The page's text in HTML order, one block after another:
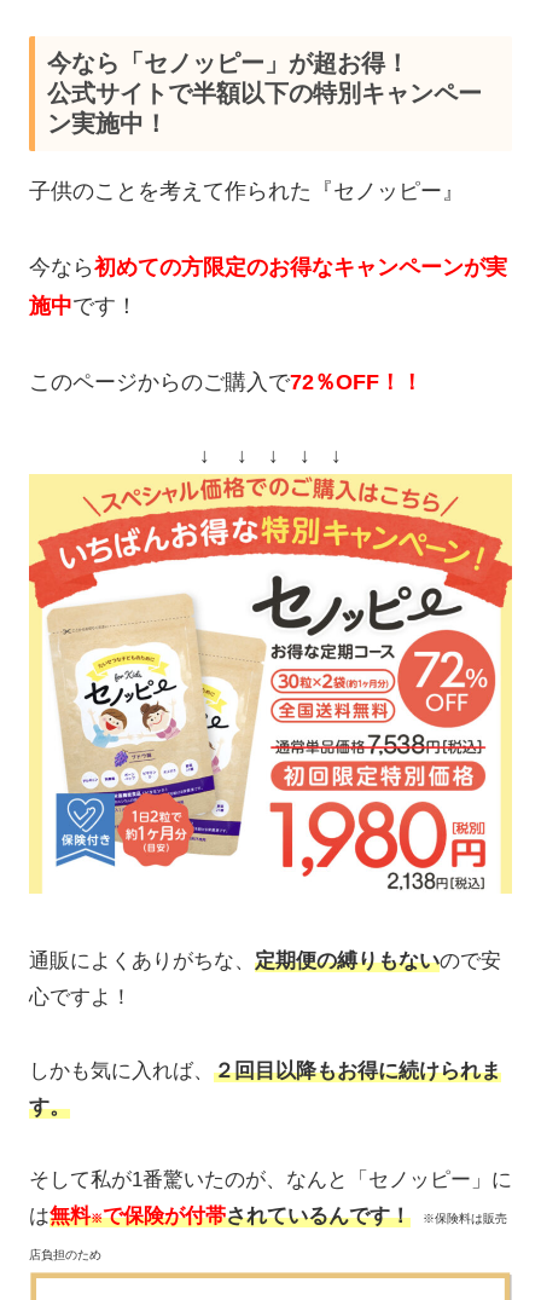
今なら「セノッピー」が超お得！
公式サイトで半額以下の特別キャンペー
ン実施中！
子供のことを考えて作られた『セノッピー』
今なら初めての方限定のお得なキャンペーンが実
施中です！
このページからのご購入で72％OFF！！
↓ ↓ ↓ ↓ ↓
通販によくありがちな、 定期便の縛りもないので安
心ですよ！
しかも気に入れば、 ２回目以降もお得に続けられま
す。
そして私が1番驚いたのが、なんと「セノッピー」に
は無料※で保険が付帯されているんです！ ※保険料は販売
店負担​のため